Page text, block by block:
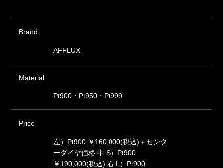
Brand
AFFLUX
Material
Pt900・Pt950・Pt999
Price
左）Pt900 ￥160,000(税込)＋センタ
ーダイヤ価格 中:S）Pt900
￥190,000(税込) 右:L）Pt900